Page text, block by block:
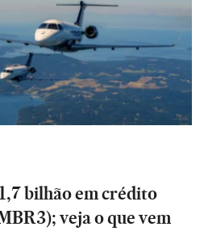
bilhão em crédito
veja o que vem